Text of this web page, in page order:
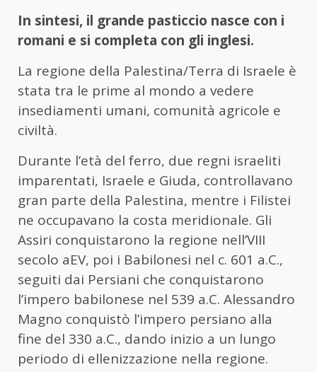
In sintesi, il grande pasticcio nasce con i
romani e si completa con gli inglesi.
La regione della Palestina/Terra di Israele è
stata tra le prime al mondo a vedere
insediamenti umani, comunità agricole e
civiltà.
Durante l’età del ferro, due regni israeliti
imparentati, Israele e Giuda, controllavano
gran parte della Palestina, mentre i Filistei
ne occupavano la costa meridionale. Gli
Assiri conquistarono la regione nell’VIII
secolo aEV, poi i Babilonesi nel c. 601 a.C.,
seguiti dai Persiani che conquistarono
l’impero babilonese nel 539 a.C. Alessandro
Magno conquistò l’impero persiano alla
fine del 330 a.C., dando inizio a un lungo
periodo di ellenizzazione nella regione.